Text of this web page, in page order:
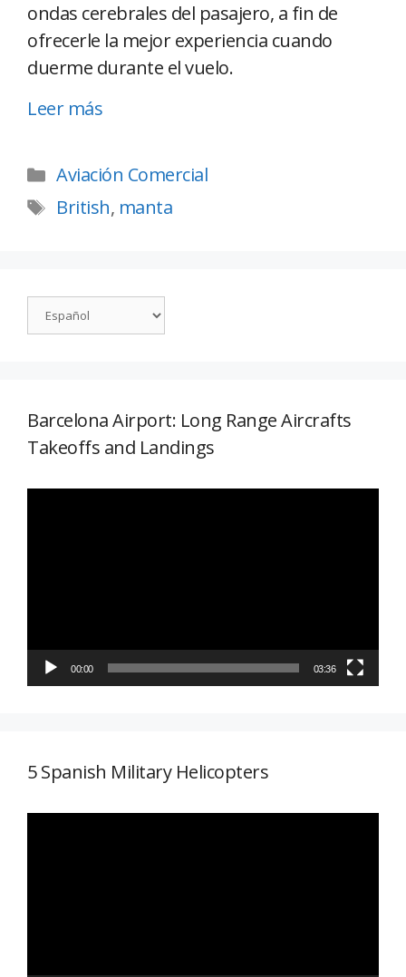
ondas cerebrales del pasajero, a fin de
ofrecerle la mejor experiencia cuando
duerme durante el vuelo.
Leer más
Aviación Comercial
British, manta
Barcelona Airport: Long Range Aircrafts
Takeoffs and Landings
00:00 03:36
5 Spanish Military Helicopters